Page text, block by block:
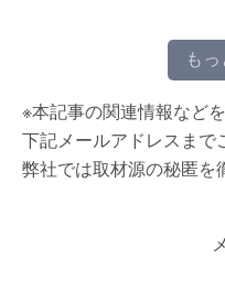
も
※本記事の関連情報など
下記メールアドレスまで
弊社では取材源の秘匿を